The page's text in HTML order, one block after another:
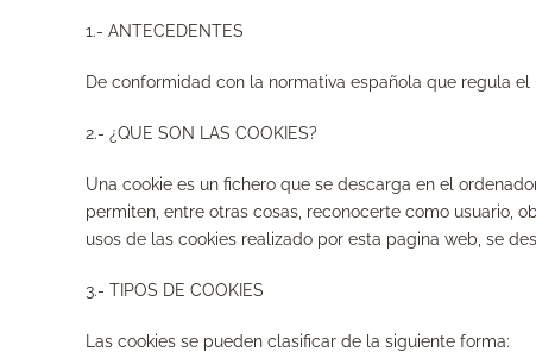
1.- ANTECEDENTES
De conformidad con la normativa española que regula
2.- ¿QUE SON LAS COOKIES?
Una cookie es un fichero que se descarga en el
permiten, entre otras cosas, reconocerte como usuario,
usos de las cookies realizado por esta pagina web, se
3.- TIPOS DE COOKIES
Las cookies se pueden clasificar de la siguiente forma: